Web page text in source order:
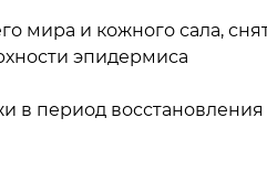
(нейтрализует
кожи)
выработку коллагена,
упругость кожи
замедляет старение
мира и кожного сала,
эпидермиса
в период